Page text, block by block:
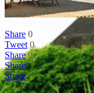
Share 0
Tweet 0
Share 0
Share
Share